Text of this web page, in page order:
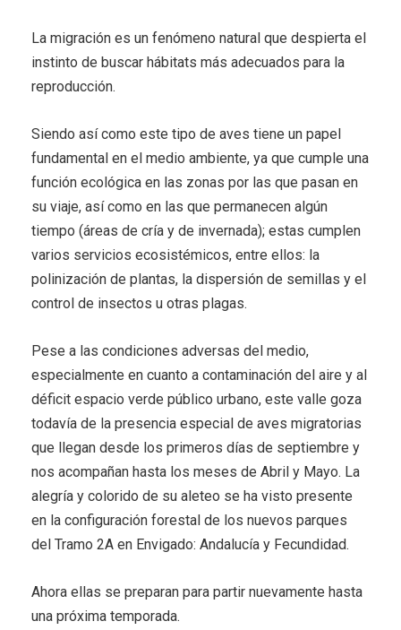
La migración es un fenómeno natural que despierta el
instinto de buscar hábitats más adecuados para la
reproducción.
Siendo así como este tipo de aves tiene un papel
fundamental en el medio ambiente, ya que cumple una
función ecológica en las zonas por las que pasan en
su viaje, así como en las que permanecen algún
tiempo (áreas de cría y de invernada); estas cumplen
varios servicios ecosistémicos, entre ellos: la
polinización de plantas, la dispersión de semillas y el
control de insectos u otras plagas.
Pese a las condiciones adversas del medio,
especialmente en cuanto a contaminación del aire y al
déficit espacio verde público urbano, este valle goza
todavía de la presencia especial de aves migratorias
que llegan desde los primeros días de septiembre y
nos acompañan hasta los meses de Abril y Mayo. La
alegría y colorido de su aleteo se ha visto presente
en la configuración forestal de los nuevos parques
del Tramo 2A en Envigado: Andalucía y Fecundidad.
Ahora ellas se preparan para partir nuevamente hasta
una próxima temporada.